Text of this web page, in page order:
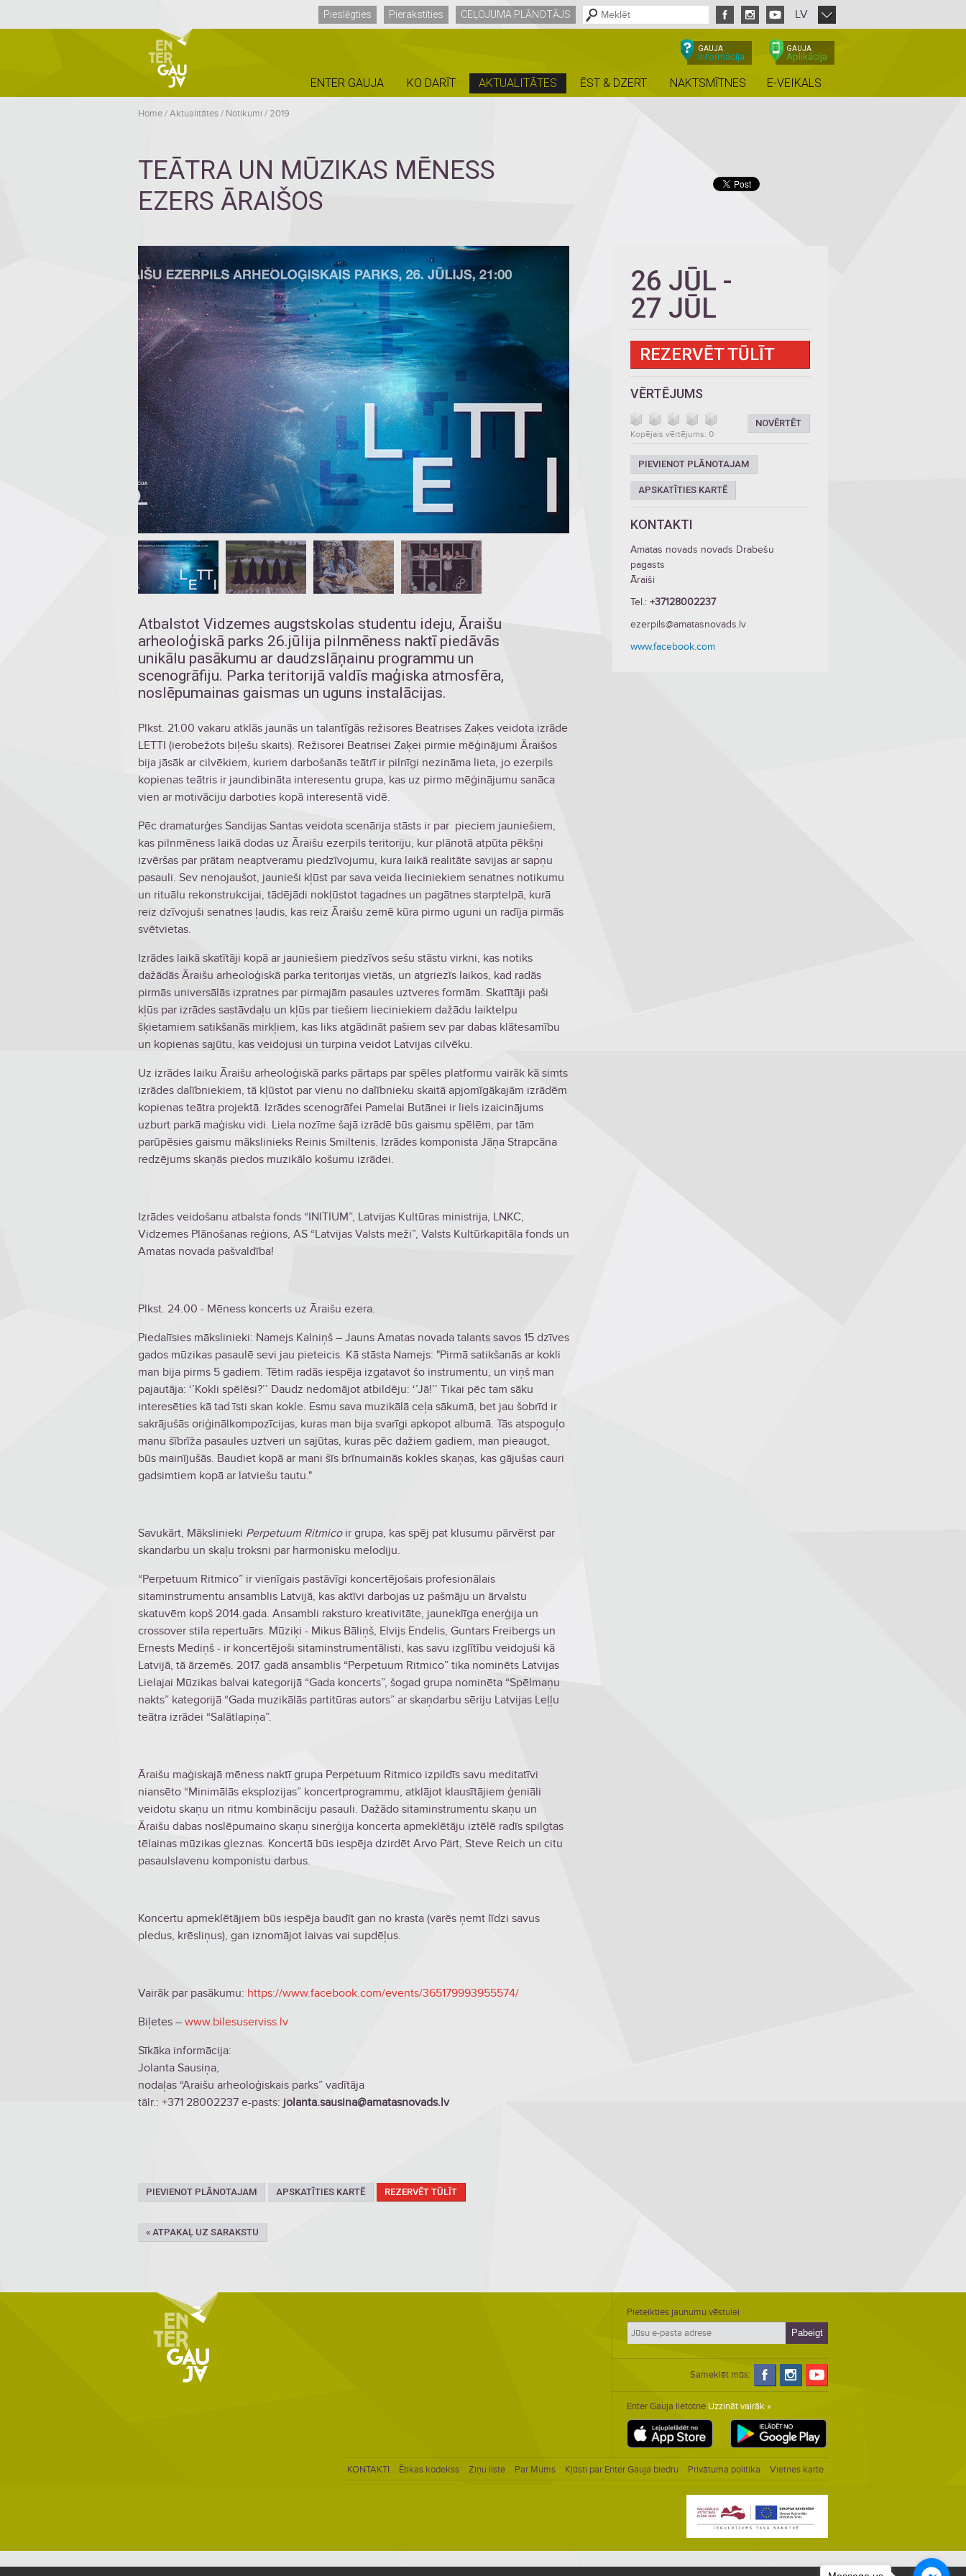
Pieslēgties Pierakstīties CEĻOJUMA PLĀNOTĀJS LV
GAUJA
Informācija
GAUJA
Aplikācija
ENTER GAUJA KO DARĪT AKTUALITĀTES ĒST & DZERT NAKTSMĪTNES E-VEIKALS
Home/Aktualitātes/ Notikumi /2019
TEĀTRA UN MŪZIKAS MĒNESS
EZERS ĀRAIŠOS
Atbalstot Vidzemes augstskolas studentu ideju, Āraišu
arheoloģiskā parks 26.jūlija pilnmēness naktī piedāvās
unikālu pasākumu ar daudzslāņainu programmu un
scenogrāfiju. Parka teritorijā valdīs maģiska atmosfēra,
noslēpumainas gaismas un uguns instalācijas.
Plkst. 21.00 vakaru atklās jaunās un talantīgās režisores Beatrises Zaķes veidota izrāde
LETTI (ierobežots biļešu skaits). Režisorei Beatrisei Zaķei pirmie mēģinājumi Āraišos
bija jāsāk ar cilvēkiem, kuriem darbošanās teātrī ir pilnīgi nezināma lieta, jo ezerpils
kopienas teātris ir jaundibināta interesentu grupa, kas uz pirmo mēģinājumu sanāca
vien ar motivāciju darboties kopā interesentā vidē.
Pēc dramaturģes Sandijas Santas veidota scenārija stāsts ir par pieciem jauniešiem,
kas pilnmēness laikā dodas uz Āraišu ezerpils teritoriju, kur plānotā atpūta pēkšņi
izvēršas par prātam neaptveramu piedzīvojumu, kura laikā realitāte savijas ar sapņu
pasauli. Sev nenojaušot, jaunieši kļūst par sava veida lieciniekiem senatnes notikumu
un rituālu rekonstrukcijai, tādējādi nokļūstot tagadnes un pagātnes starptelpā, kurā
reiz dzīvojuši senatnes ļaudis, kas reiz Āraišu zemē kūra pirmo uguni un radīja pirmās
svētvietas.
Izrādes laikā skatītāji kopā ar jauniešiem piedzīvos sešu stāstu virkni, kas notiks
dažādās Āraišu arheoloģiskā parka teritorijas vietās, un atgriezīs laikos, kad radās
pirmās universālās izpratnes par pirmajām pasaules uztveres formām. Skatītāji paši
kļūs par izrādes sastāvdaļu un kļūs par tiešiem lieciniekiem dažādu laiktelpu
šķietamiem satikšanās mirkļiem, kas liks atgādināt pašiem sev par dabas klātesamību
un kopienas sajūtu, kas veidojusi un turpina veidot Latvijas cilvēku.
Uz izrādes laiku Āraišu arheoloģiskā parks pārtaps par spēles platformu vairāk kā simts
izrādes dalībniekiem, tā kļūstot par vienu no dalībnieku skaitā apjomīgākajām izrādēm
kopienas teātra projektā. Izrādes scenogrāfei Pamelai Butānei ir liels izaicinājums
uzburt parkā maģisku vidi. Liela nozīme šajā izrādē būs gaismu spēlēm, par tām
parūpēsies gaismu mākslinieks Reinis Smiltenis. Izrādes komponista Jāņa Strapcāna
redzējums skaņās piedos muzikālo košumu izrādei.
Izrādes veidošanu atbalsta fonds “INITIUM”, Latvijas Kultūras ministrija, LNKC,
Vidzemes Plānošanas reģions, AS “Latvijas Valsts meži”, Valsts Kultūrkapitāla fonds un
Amatas novada pašvaldība!
Plkst. 24.00 - Mēness koncerts uz Āraišu ezera.
Piedalīsies mākslinieki: Namejs Kalniņš – Jauns Amatas novada talants savos 15 dzīves
gados mūzikas pasaulē sevi jau pieteicis. Kā stāsta Namejs: "Pirmā satikšanās ar kokli
man bija pirms 5 gadiem. Tētim radās iespēja izgatavot šo instrumentu, un viņš man
pajautāja: ‘’Kokli spēlēsi?’’ Daudz nedomājot atbildēju: ‘’Jā!’’ Tikai pēc tam sāku
interesēties kā tad īsti skan kokle. Esmu sava muzikālā ceļa sākumā, bet jau šobrīd ir
sakrājušās oriģinālkompozīcijas, kuras man bija svarīgi apkopot albumā. Tās atspoguļo
manu šībrīža pasaules uztveri un sajūtas, kuras pēc dažiem gadiem, man pieaugot,
būs mainījušās. Baudiet kopā ar mani šīs brīnumainās kokles skaņas, kas gājušas cauri
gadsimtiem kopā ar latviešu tautu."
Savukārt, Mākslinieki Perpetuum Ritmicoir grupa, kas spēj pat klusumu pārvērst par
skandarbu un skaļu troksni par harmonisku melodiju.
“Perpetuum Ritmico” ir vienīgais pastāvīgi koncertējošais profesionālais
sitaminstrumentu ansamblis Latvijā, kas aktīvi darbojas uz pašmāju un ārvalstu
skatuvēm kopš 2014.gada. Ansambli raksturo kreativitāte, jauneklīga enerģija un
crossover stila repertuārs. Mūziķi - Mikus Bāliņš, Elvijs Endelis, Guntars Freibergs un
Ernests Mediņš - ir koncertējoši sitaminstrumentālisti, kas savu izglītību veidojuši kā
Latvijā, tā ārzemēs. 2017. gadā ansamblis “Perpetuum Ritmico” tika nominēts Latvijas
Lielajai Mūzikas balvai kategorijā “Gada koncerts”, šogad grupa nominēta “Spēlmaņu
nakts” kategorijā “Gada muzikālās partitūras autors” ar skaņdarbu sēriju Latvijas Leļļu
teātra izrādei “Salātlapiņa”.
Āraišu maģiskajā mēness naktī grupa Perpetuum Ritmico izpildīs savu meditatīvi
niansēto “Minimālās eksplozijas” koncertprogrammu, atklājot klausītājiem ģeniāli
veidotu skaņu un ritmu kombināciju pasauli. Dažādo sitaminstrumentu skaņu un
Āraišu dabas noslēpumaino skaņu sinerģija koncerta apmeklētāju iztēlē radīs spilgtas
tēlainas mūzikas gleznas. Koncertā būs iespēja dzirdēt Arvo Pärt, Steve Reich un citu
pasaulslavenu komponistu darbus.
Koncertu apmeklētājiem būs iespēja baudīt gan no krasta (varēs ņemt līdzi savus
pledus, krēsliņus), gan iznomājot laivas vai supdēļus.
Vairāk par pasākumu: https://www.facebook.com/events/365179993955574/
Biļetes – www.bilesuserviss.lv
Sīkāka informācija:
Jolanta Sausiņa,
nodaļas “Araišu arheoloģiskais parks” vadītāja
tālr.: +371 28002237 e-pasts: jolanta.sausina@amatasnovads.lv
PIEVIENOT PLĀNOTAJAM APSKATĪTIES KARTĒ REZERVĒT TŪLĪT
« ATPAKAĻ UZ SARAKSTU
26 JŪL -
27 JŪL
REZERVĒT TŪLĪT
VĒRTĒJUMS
NOVĒRTĒT
Kopējais vērtējums: 0
PIEVIENOT PLĀNOTAJAM
APSKATĪTIES KARTĒ
KONTAKTI
Amatas novads novads Drabešu
pagasts
Āraiši
Tel.: +37128002237
ezerpils@amatasnovads.lv
www.facebook.com
Pieteikties jaunumu vēstulei
Sameklēt mūs:
Enter Gauja lietotne Uzzināt vairāk »
KONTAKTI Ētikas kodekss Ziņu liste Par Mums Kļūsti par Enter Gauja biedru Privātuma politika Vietnes karte